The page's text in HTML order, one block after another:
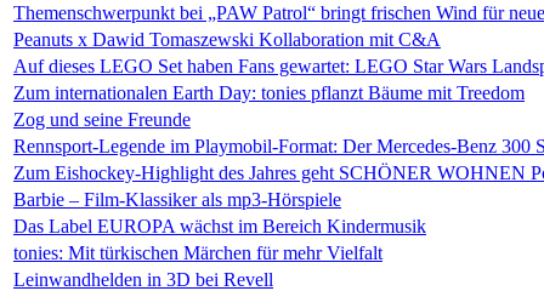
Themenschwerpunkt bei „PAW Patrol“ bringt frischen Wind für
Peanuts x Dawid Tomaszewski Kollaboration mit C&A
Auf dieses LEGO Set haben Fans gewartet: LEGO Star Wars
Zum internationalen Earth Day: tonies pflanzt Bäume mit Treedom
Zog und seine Freunde
Rennsport-Legende im Playmobil-Format: Der Mercedes-Benz 300
Zum Eishockey-Highlight des Jahres geht SCHÖNER WOHNEN
Barbie – Film-Klassiker als mp3-Hörspiele
Das Label EUROPA wächst im Bereich Kindermusik
tonies: Mit türkischen Märchen für mehr Vielfalt
Leinwandhelden in 3D bei Revell